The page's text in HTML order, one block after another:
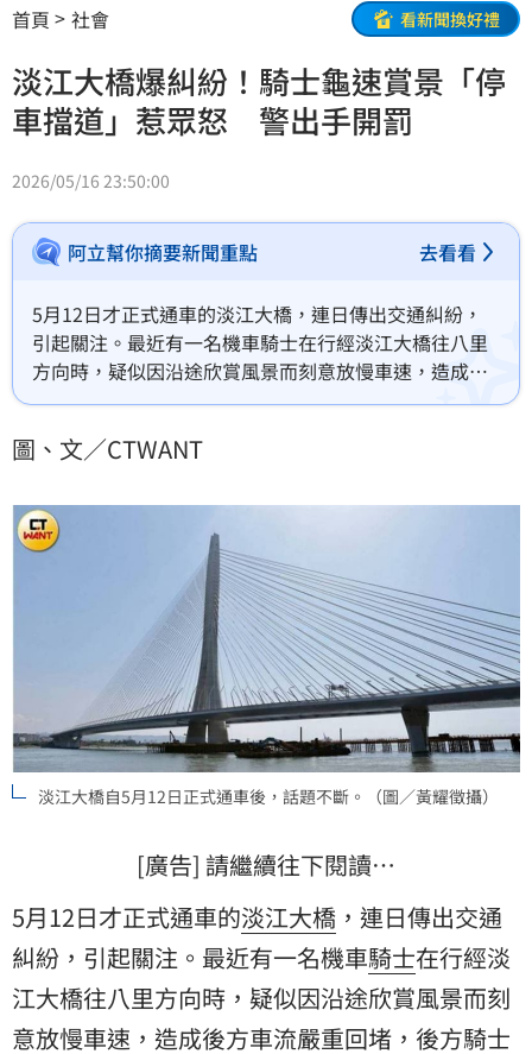
首頁 社會 看新聞換好禮
淡江大橋爆糾紛！騎士龜速賞景「停
車擋道」惹眾怒 警出手開罰
2026/05/16 23:50:00
阿立幫你摘要新聞重點 去看看
5月12日才正式通車的淡江大橋，連日傳出交通糾紛，
引起關注。最近有一名機車騎士在行經淡江大橋往八里
方向時，疑似因沿途欣賞風景而刻意放慢車速，造成後
方車流嚴重回堵，後方騎士鳴按喇叭示意，不料該名減
口角爭執，相關畫面被分享到社群引發熱議。對此，警
例舉發開罰。
圖、文／CTWANT
淡江大橋自5月12日正式通車後，話題不斷。（圖／黃耀徵攝）
[廣告] 請繼續往下閱讀…
5月12日才正式通車的淡江大橋 ，連日傳出交通
糾紛 ，引起關注。最近有一名機車騎士在行經淡
江大橋往八里方向時，疑似因沿途欣賞風景而刻
意放慢車速，造成後方車流嚴重回堵，後方騎士